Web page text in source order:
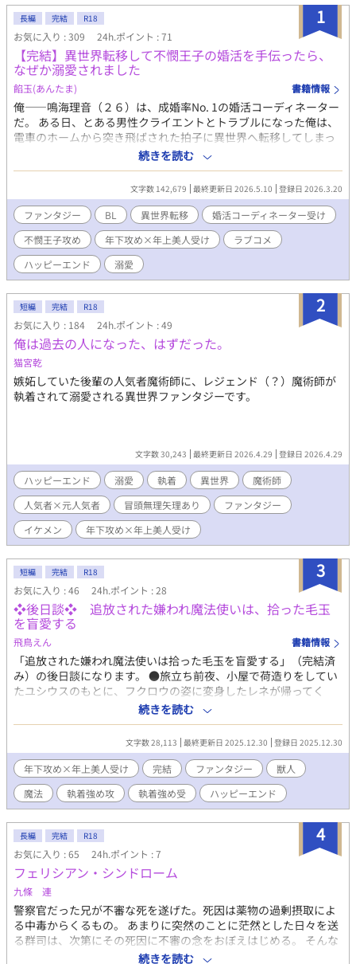
1
長編 完結 R18
お気に入り : 309 24h.ポイント : 71
【完結】異世界転移して不憫王子の婚活を手伝ったら、
なぜか溺愛されました
餡玉(あんたま) 書籍情報
俺——鳴海理音（２６）は、成婚率No. 1の婚活コーディネーター
だ。 ある日、とある男性クライエントとトラブルになった俺は、
電車のホームから突き飛ばされた拍子に異世界へ転移してしまっ
た。 ある日、治安も良くインフラも整った異世界で穏やかに新た
な人生を歩もうとしていた俺のもとに、口コミで俺の存在を知っ
た国王陛下から依頼が舞い込んでくる。 『他国から戻ったばかり
の第三王子を結婚させよ』との依頼を受けた俺は、第三王子・オ
ルヴァ様（２２）のもとを訪れるが……！？ ド陰キャ美形王子
（２２）×婚活コーディネーター（２６）のほのぼのラブコメデ
ィ。 ◇他サイトでも連載中 ◇タイトル変えたくて悩み中です…
◇『異世界転移した婚活コーディネーター、ド隠キャ王子に溺愛
される』から改題しました！
続きを読む
文字数 142,679 最終更新日 2026.5.10 登録日 2026.3.20
ファンタジー BL 異世界転移
婚活コーディネーター受け
不憫王子攻め
年下攻め×年上美人受け
ラブコメ
ハッピーエンド
溺愛
2
短編 完結 R18
お気に入り : 184 24h.ポイント : 49
俺は過去の人になった、はずだった。
猫宮乾
嫉妬していた後輩の人気者魔術師に、レジェンド（？）魔術師が
執着されて溺愛される異世界ファンタジーです。
文字数 30,243 最終更新日 2026.4.29 登録日 2026.4.29
ハッピーエンド 溺愛 執着 異世界
魔術師
人気者×元人気者
冒頭無理矢理あり
ファンタジー
イケメン
年下攻め×年上美人受け
3
短編 完結 R18
お気に入り : 46 24h.ポイント : 28
❖後日談❖ 追放された嫌われ魔法使いは、拾った毛玉
を盲愛する
飛鳥えん 書籍情報
「追放された嫌われ魔法使いは拾った毛玉を盲愛する」（完結済
み）の後日談になります。 ●旅立ち前夜、小屋で荷造りをしてい
たユシウスのもとに、フクロウの姿に変身したレネが帰ってく
る。最愛の人にまとわりつくユシウスに、レネは機嫌よく「ユシ
ウスのために持ち帰った」と言って、お土産を手渡してくる。籠
の中に閉じ込められていたのは二匹のネズミで、ユシウスはレネ
の意図が分からず戸惑うが…。 （R18描写のある回には※を付け
ています） いったん短編で完結にしています。もしかすると続
く……かもです。
続きを読む
文字数 28,113 最終更新日 2025.12.30 登録日 2025.12.30
年下攻め×年上美人受け 完結 ファンタジー
獣人
魔法
執着強め攻 執着強め受 ハッピーエンド
4
長編 完結 R18
お気に入り : 65 24h.ポイント : 7
フェリシアン・シンドローム
九條 連
警察官だった兄が不審な死を遂げた。死因は薬物の過剰摂取によ
る中毒からくるもの。 あまりに突然のことに茫然とした日々を送
る群司は、次第にその死因に不審の念をおぼえはじめる。 そんな
あるとき、偶然耳にした噂。 人間のありとあらゆる欲望を叶える
続きを読む